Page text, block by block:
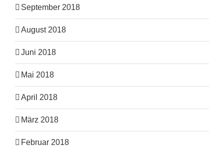
September 2018
August 2018
Juni 2018
Mai 2018
April 2018
März 2018
Februar 2018